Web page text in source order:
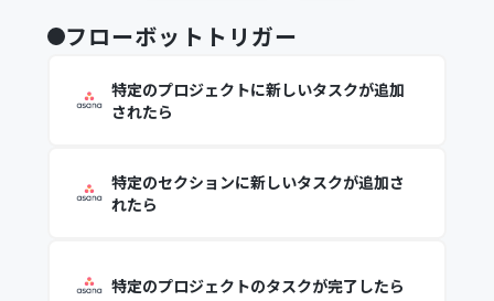
フローボットトリガー
特定のプロジェクトに新しいタスクが追加
されたら
特定のセクションに新しいタスクが追加さ
れたら
特定のプロジェクトのタスクが完了したら